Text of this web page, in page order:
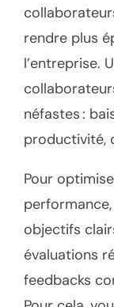
rendre plus
l’entreprise.
néfastes :
productivité,
Pour
objectifs
évaluations
feedbacks